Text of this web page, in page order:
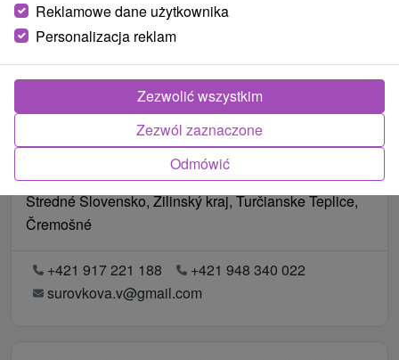
Lokalizacja
Stredné Slovensko, Žilinský kraj, Turčianske Teplice,
Čremošné
+421 917 221 188
+421 948 340 022
surovkova.v@gmail.com
Reklamowe dane użytkownika
Personalizacja reklam
Odmówić
Zezwól zaznaczone
Zezwolić wszystkim